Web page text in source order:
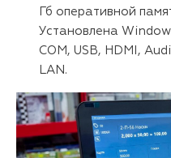
Гб оперативной
Установлена
COM, USB, HDMI,
LAN.